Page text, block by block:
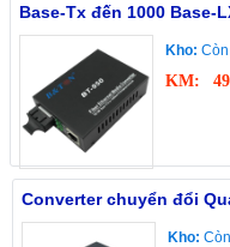
Base-Tx đến 1000 Base-
Kho:
KM:
Converter chuyển đổi
Kho: